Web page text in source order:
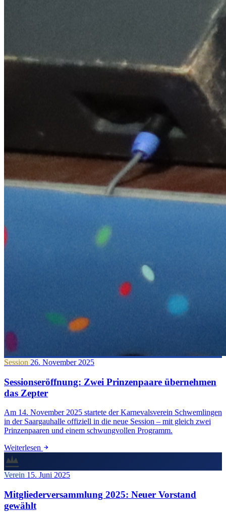
Session 26. November 2025
Sessionseröffnung: Zwei Prinzenpaare übernehmen
das Zepter
Am 14. November 2025 startete der Karnevalsverein Schwemlingen
in der Saargauhalle offiziell in die neue Session – mit gleich zwei
Prinzenpaaren und einem schwungvollen Programm.
Weiterlesen
Verein 15. Juni 2025
Mitgliederversammlung 2025: Neuer Vorstand
gewählt